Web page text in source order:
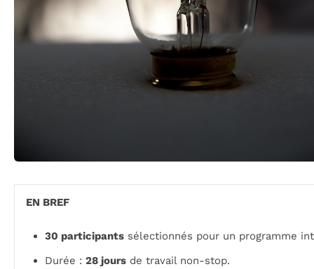
EN BREF
30 participants sélectionnés pour un programme
Durée : 28 jours de travail non-stop.